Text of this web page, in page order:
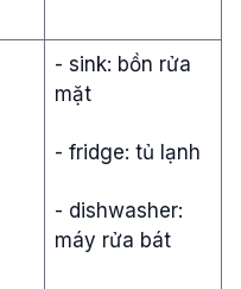
- sink: bồn rửa
mặt
- fridge: tủ lạnh
- dishwasher:
máy rửa bát